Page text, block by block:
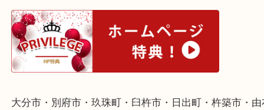
▼▽▼▽ホームページ特典▽▼▽▼